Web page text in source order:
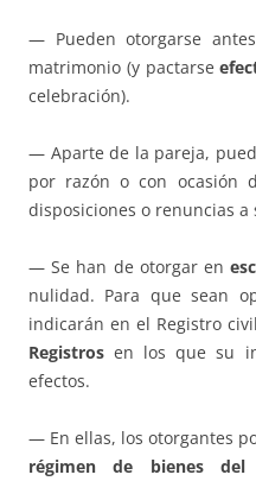
— Pueden otorgarse
matrimonio (y pactarse
celebración).
— Aparte de la pareja,
por razón o con ocasión
disposiciones o renuncias a
— Se han de otorgar en
nulidad. Para que sean
indicarán en el Registro
Registros en los que su
efectos.
— En ellas, los otorgantes
régimen de bienes del